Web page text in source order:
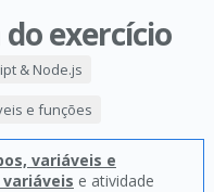
exercício
& Node.js
e funções
variáveis e
e atividade